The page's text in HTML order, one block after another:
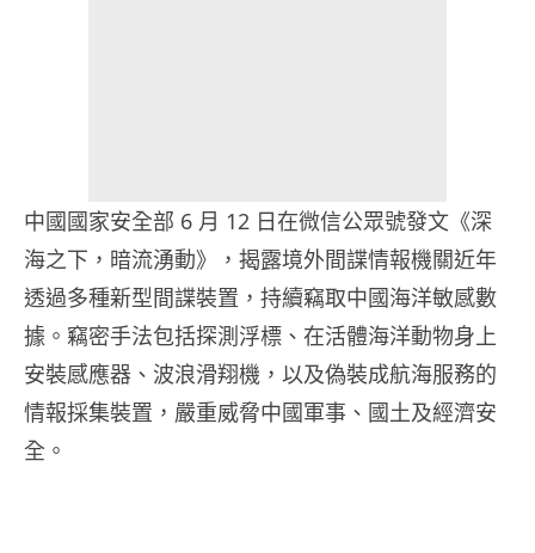
中國國家安全部 6 月 12 日在微信公眾號發文《深
海之下，暗流湧動》，揭露境外間諜情報機關近年
透過多種新型間諜裝置，持續竊取中國海洋敏感數
據。竊密手法包括探測浮標、在活體海洋動物身上
安裝感應器、波浪滑翔機，以及偽裝成航海服務的
情報採集裝置，嚴重威脅中國軍事、國土及經濟安
全。